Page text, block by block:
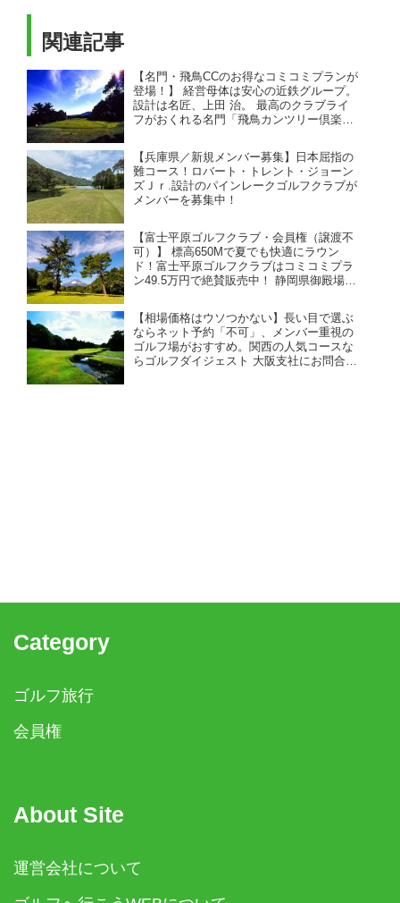
関連記事
【名門・飛鳥CCのお得なコミコミプランが
登場！】 経営母体は安心の近鉄グループ。
設計は名匠、上田 治。 最高のクラブライ
フがおくれる名門「飛鳥カンツリー倶楽
からも京都からもアクセス良好。クラブバ
スが充実、電車でも行きやすい。
【兵庫県／新規メンバー募集】日本屈指の
難コース！ロバート・トレント・ジョーン
ズＪｒ.設計のパインレークゴルフクラブが
メンバーを募集中！
【富士平原ゴルフクラブ・会員権（譲渡不
可）】 標高650Mで夏でも快適にラウン
ド！富士平原ゴルフクラブはコミコミプラ
ン49.5万円で絶賛販売中！ 静岡県御殿場
報。
【相場価格はウソつかない】長い目で選ぶ
ならネット予約「不可」、メンバー重視の
ゴルフ場がおすすめ。関西の人気コースな
らゴルフダイジェスト 大阪支社にお問合せ
Category
ゴルフ旅行
会員権
About Site
運営会社について